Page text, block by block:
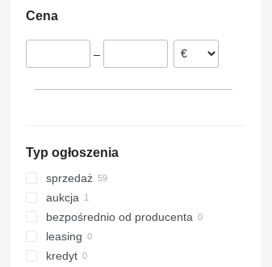
Emsbüren
Nartum
Francja
Rumunia
Cena
–
Typ ogłoszenia
sprzedaż
aukcja
bezpośrednio od producenta
leasing
kredyt